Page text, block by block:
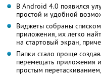
В Android 4.0 появился
простой и удобной
Виджеты собраны
приложения, их легко
на стартовый экран,
Папки стало проще
перемещать приложения
простым